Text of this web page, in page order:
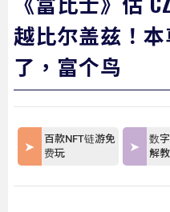
越比尔盖兹！
了，富个鸟
百款NFT链游免
费玩
数
解